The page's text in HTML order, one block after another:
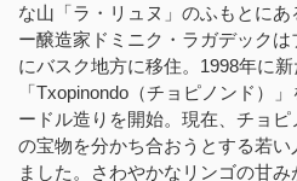
な山「ラ・リュヌ」のふもとに
ー醸造家ドミニク・ラガデック
にバスク地方に移住。1998年に
「Txopinondo（チョピノンド）
ードル造りを開始。現在、チョ
の宝物を分かち合おうとする若
ました。さわやかなリンゴの甘